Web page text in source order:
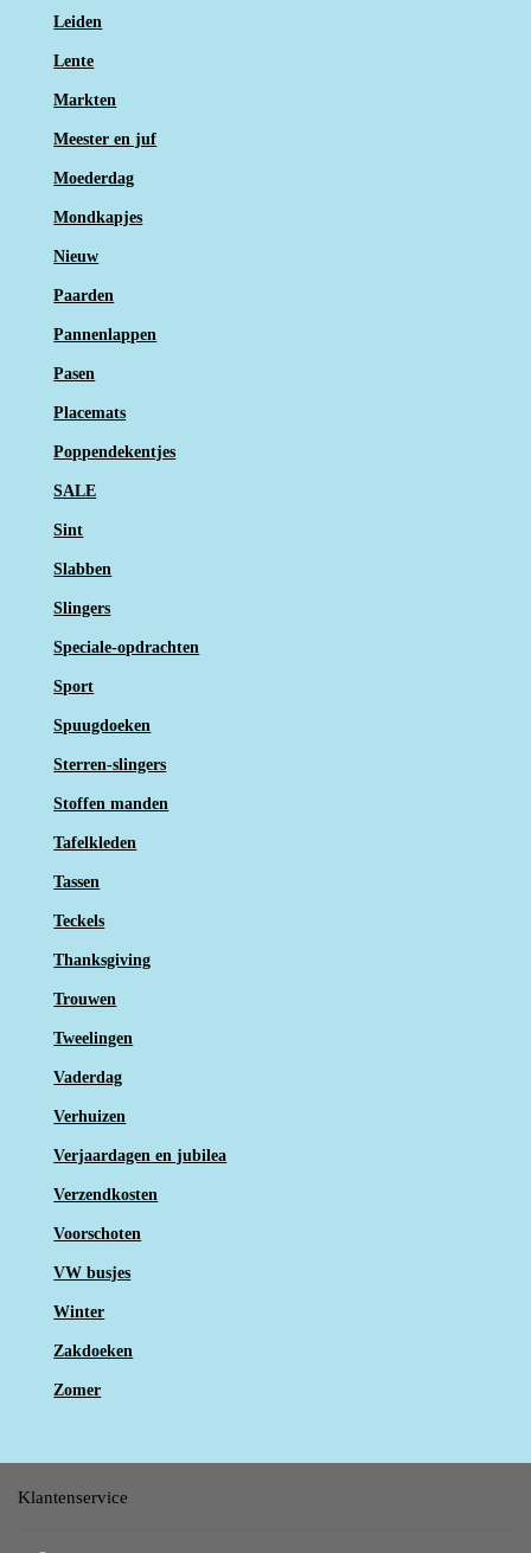
Leiden
Lente
Markten
Meester en juf
Moederdag
Mondkapjes
Nieuw
Paarden
Pannenlappen
Pasen
Placemats
Poppendekentjes
SALE
Sint
Slabben
Slingers
Speciale-opdrachten
Sport
Spuugdoeken
Sterren-slingers
Stoffen manden
Tafelkleden
Tassen
Teckels
Thanksgiving
Trouwen
Tweelingen
Vaderdag
Verhuizen
Verjaardagen en jubilea
Verzendkosten
Voorschoten
VW busjes
Winter
Zakdoeken
Zomer
Klantenservice